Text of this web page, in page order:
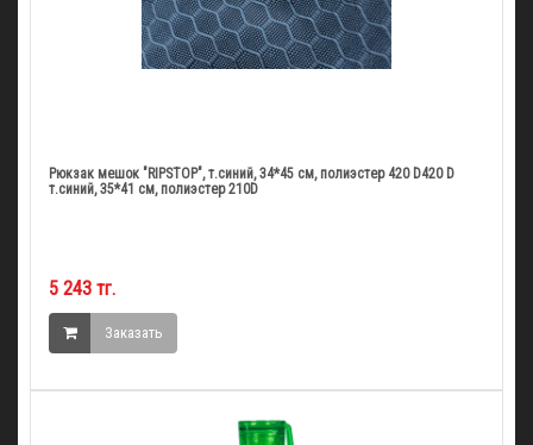
Рюкзак мешок "RIPSTOP", т.синий, 34*45 см, полиэстер 420 D420 D
т.синий, 35*41 см, полиэстер 210D
5 243 тг.
Заказать